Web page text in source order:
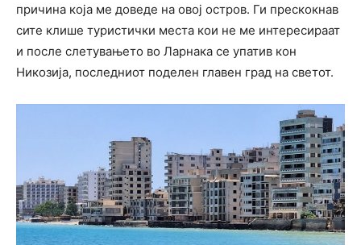
причина која ме доведе на овој остров. Ги прескокнав
сите клише туристички места кои не ме интересираат
и после слетувањето во Ларнака се упатив кон
Никозија, последниот поделен главен град на светот.